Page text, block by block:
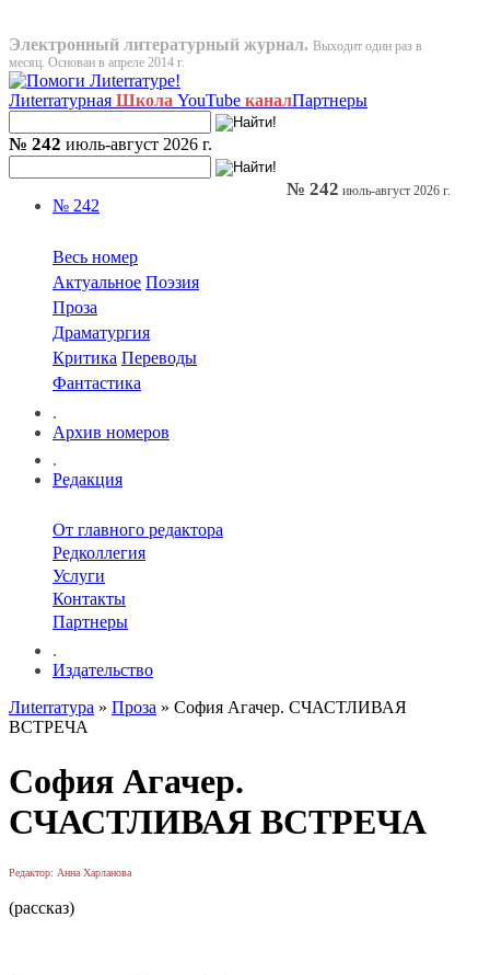
Электронный литературный журнал. Выходит один раз в
месяц. Основан в апреле 2014 г.
Лиterraтурная Школа YouTube каналПартнеры
№ 242 июль-август 2026 г.
№ 242
Весь номер
Актуальное Поэзия
Проза
Драматургия
Критика Переводы
Фантастика
.
Архив номеров
.
Редакция
От главного редактора
Редколлегия
Услуги
Контакты
Партнеры
.
Издательство
№ 242 июль-август 2026 г.
Лиterraтура » Проза » София Агачер. СЧАСТЛИВАЯ
ВСТРЕЧА
София Агачер.
СЧАСТЛИВАЯ ВСТРЕЧА
Редактор: Анна Харланова
(рассказ)